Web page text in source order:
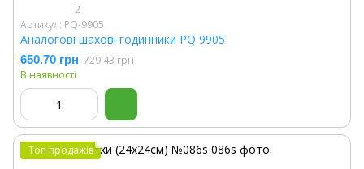
2
Артикул: PQ-9905
Аналогові шахові годинники PQ 9905
650.70 грн 729.43 грн
В наявності
Топ продажів